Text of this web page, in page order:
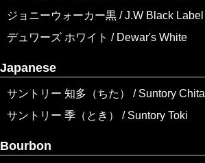
ジョニーウォーカー黒 / J.W Black Label
デュワーズ ホワイト / Dewar's White
Japanese
サントリー 知多（ちた） / Suntory Chita
サントリー 季（とき） / Suntory Toki
Bourbon